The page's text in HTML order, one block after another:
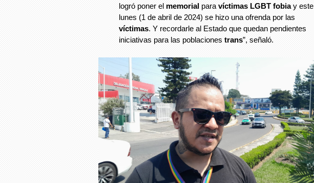
logró poner el memorial para víctimas LGBT fobiay este
lunes (1 de abril de 2024) se hizo una ofrenda por las
víctimas. Y recordarle al Estado que quedan pendientes
iniciativas para las poblaciones trans”, señaló.